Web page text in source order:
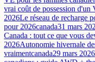
vrai coût de possession d'un
2026Le réseau de recharge
pour 2026canada31 mars
Canada : tout ce que vous
2026Autonomie hivernale
vraimentcanada29 mars 2026